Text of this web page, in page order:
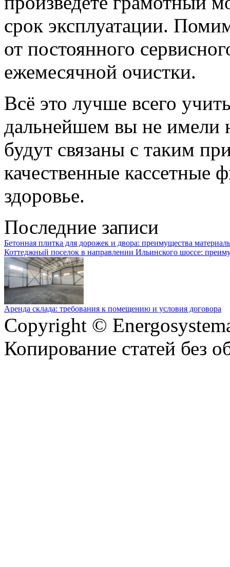
срок эксплуатации.
от постоянного
ежемесячной очистки.
Всё это лучше всего
дальнейшем вы не имели
будут связаны с таким
качественные кассетные
здоровье.
Последние записи
Бетонная плитка для дорожек и двора: преимущества
Коттеджный поселок в направлении Ильинского шоссе:
Аренда склада: требования к помещению и условия договора
Copyright ©
Копирование статей без